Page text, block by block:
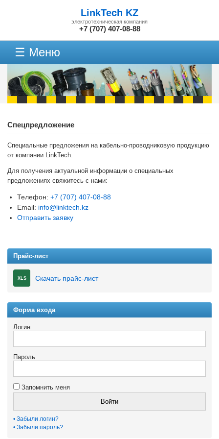
LinkTech KZ
электротехническая компания
+7 (707) 407-08-88
☰ Меню
Спецпредложение
Специальные предложения на кабельно-проводниковую продукцию
от компании LinkTech.
Для получения актуальной информации о специальных
предложениях свяжитесь с нами:
Телефон: +7 (707) 407-08-88
Email: info@linktech.kz
Отправить заявку
Прайс-лист
XLS Скачать прайс-лист
Форма входа
Логин
Пароль
Запомнить меня
Войти
• Забыли логин?
• Забыли пароль?